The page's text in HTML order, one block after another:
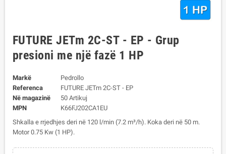
FUTURE JETm 2C-ST - EP - Grup
presioni me një fazë 1 HP
Markë
Pedrollo
Referenca
FUTURE JETm 2C-ST - EP
Në magazinë
50 Artikuj
MPN
K66FJ202CA1EU
Shkalla e rrjedhjes deri në 120 l/min (7.2 m³/h). Koka deri në 50 m.
Motor 0.75 Kw (1 HP).